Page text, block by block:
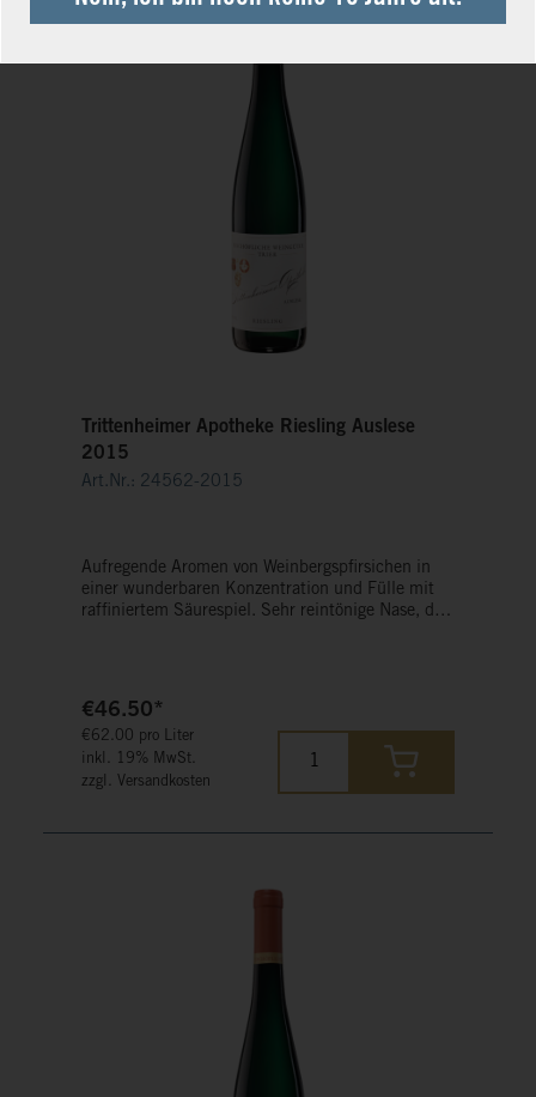
Trittenheimer Apotheke Riesling Auslese
2015
Art.Nr.: 24562-2015
Aufregende Aromen von Weinbergspfirsichen in
einer wunderbaren Konzentration und Fülle mit
raffiniertem Säurespiel. Sehr reintönige Nase, der
€46.50*
€62.00 pro Liter
inkl. 19% MwSt.
zzgl. Versandkosten